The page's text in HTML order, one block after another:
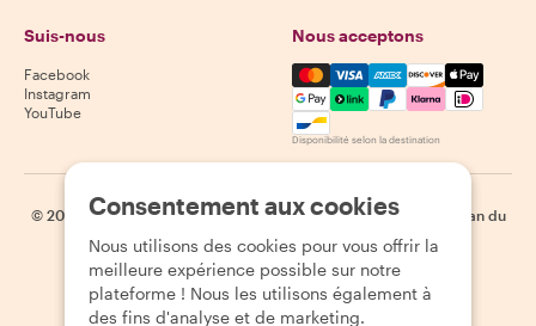
Suis-nous
Facebook
Instagram
YouTube
Nous acceptons
Mastercard, Visa, Amex,
Disponibilité selon la destination
© 2026 Withlocals.com | Politique de confidentialité | Cookies
Plan du
site
Consentement aux cookies
Nous utilisons des cookies pour vous offrir la
meilleure expérience possible sur notre
plateforme ! Nous les utilisons également à
des fins d'analyse et de marketing.